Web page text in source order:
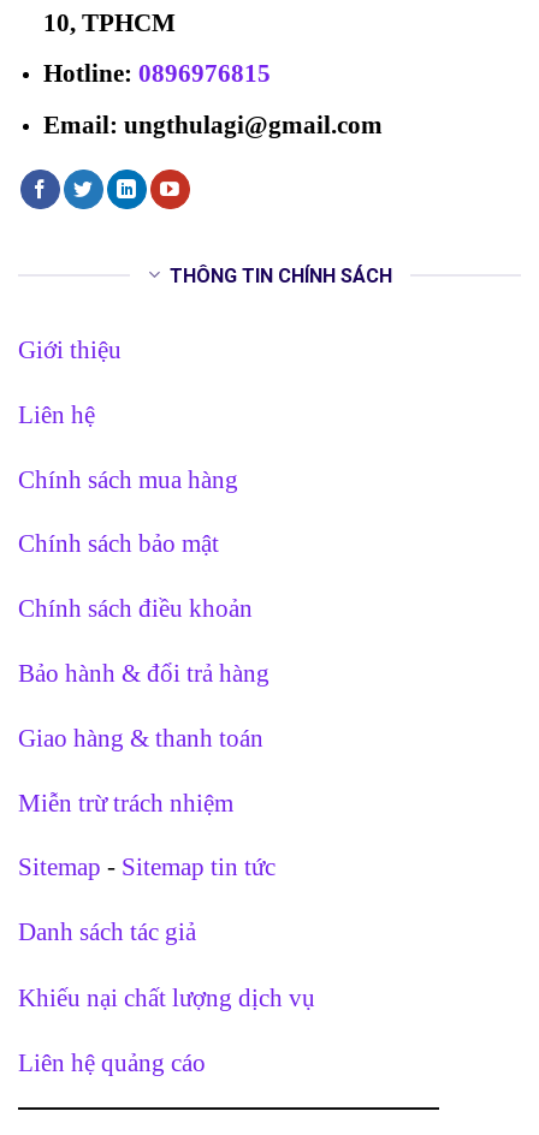
10, TPHCM
Hotline: 0896976815
Email: ungthulagi@gmail.com
THÔNG TIN CHÍNH SÁCH
Giới thiệu
Liên hệ
Chính sách mua hàng
Chính sách bảo mật
Chính sách điều khoản
Bảo hành & đổi trả hàng
Giao hàng & thanh toán
Miễn trừ trách nhiệm
Sitemap - Sitemap tin tức
Danh sách tác giả
Khiếu nại chất lượng dịch vụ
Liên hệ quảng cáo